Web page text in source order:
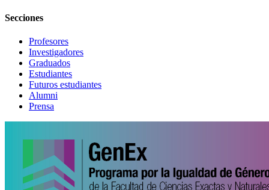
Secciones
Profesores
Investigadores
Graduados
Estudiantes
Futuros estudiantes
Alumni
Prensa